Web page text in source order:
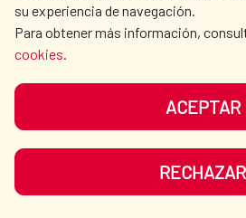
presente en Latinosan
La conferencia
el objetivo de promover el
servicios de saneamiento
área urbana y rural de
Agua y saneamiento
su experiencia de navegación.
Para obtener más información,
cookies.
ACEPTAR
RECHAZAR